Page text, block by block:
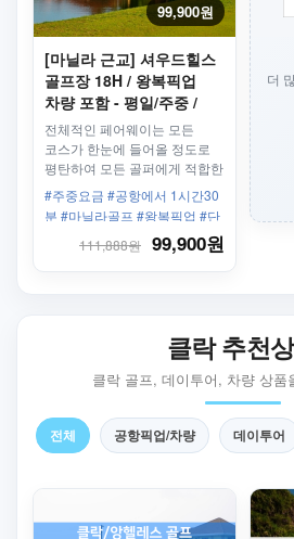
99,900원
[마닐라 근교] 셔우드힐스
골프장 18H / 왕복픽업
차량 포함 - 평일/주중 /
2인 가능
전체적인 페어웨이는 모든
코스가 한눈에 들어올 정도로
평탄하여 모든 골퍼에게 적합한
골프장
#주중요금 #공항에서 1시간30
분 #마닐라골프 #왕복픽업 #단
독차량 #2인플레이가능 #2인라
111,888원 99,900원
더
클락 추천
클락 골프, 데이투어, 차량 상품
전체 공항픽업/차량 데이투어